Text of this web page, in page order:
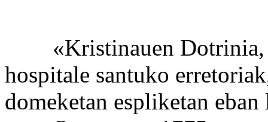
«Kristinauen Dotrinia,
hospitale santuko
domeketan espliketan eban